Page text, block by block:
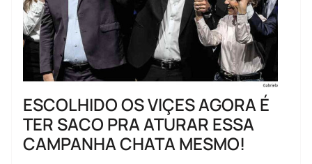
ESCOLHIDO OS VIÇES AGORA É
TER SACO PRA ATURAR ESSA
CAMPANHA CHATA MESMO!